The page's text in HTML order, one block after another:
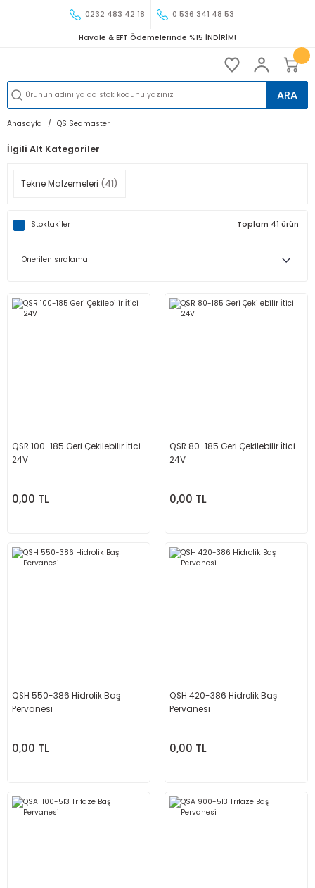
0232 483 42 18 0 536 341 48 53
Havale & EFT Ödemelerinde %15 İNDİRİM!
ARA
Anasayfa QS Seamaster
İlgili Alt Kategoriler
Tekne Malzemeleri (41)
Stoktakiler Toplam 41 ürün
QSR 100-185 Geri Çekilebilir İtici
24V
0,00 TL
QSR 80-185 Geri Çekilebilir İtici
24V
0,00 TL
QSH 550-386 Hidrolik Baş
Pervanesi
0,00 TL
QSH 420-386 Hidrolik Baş
Pervanesi
0,00 TL